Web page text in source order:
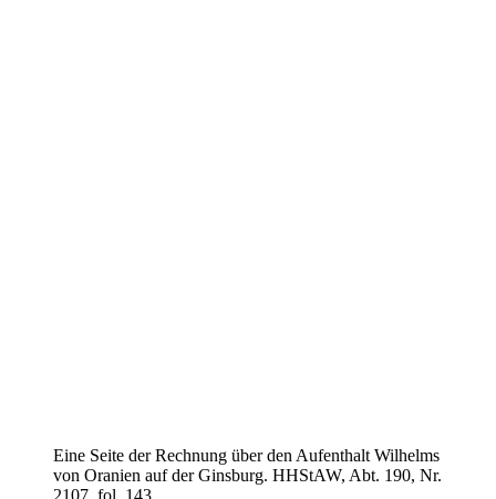
Eine Seite der Rechnung über den Aufenthalt Wilhelms
von Oranien auf der Ginsburg. HHStAW, Abt. 190, Nr.